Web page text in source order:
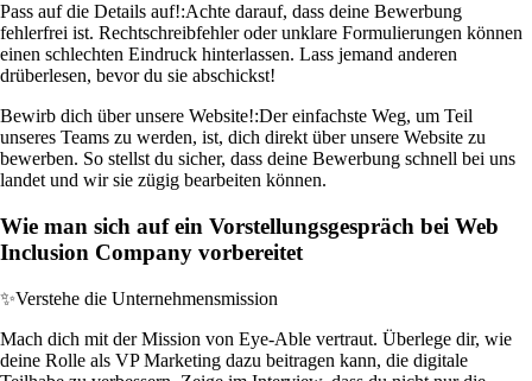
Pass auf die Details auf!:Achte darauf, dass deine Bewerbung
fehlerfrei ist. Rechtschreibfehler oder unklare Formulierungen können
einen schlechten Eindruck hinterlassen. Lass jemand anderen
drüberlesen, bevor du sie abschickst!
Bewirb dich über unsere Website!:Der einfachste Weg, um Teil
unseres Teams zu werden, ist, dich direkt über unsere Website zu
bewerben. So stellst du sicher, dass deine Bewerbung schnell bei uns
landet und wir sie zügig bearbeiten können.
Wie man sich auf ein Vorstellungsgespräch bei Web
Inclusion Company vorbereitet
✨Verstehe die Unternehmensmission
Mach dich mit der Mission von Eye-Able vertraut. Überlege dir, wie
deine Rolle als VP Marketing dazu beitragen kann, die digitale